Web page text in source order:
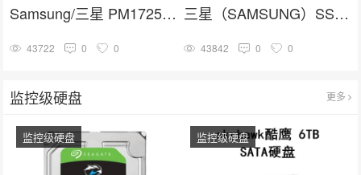
Samsung/三星 PM1725b 1.6T HHHL PCIE卡式 企业级固态硬盘
43722 0 0
三星（SAMSUNG）SSD固态硬盘 SATA3.0接口 870 QVO
43842 0 0
监控级硬盘 更多
监控级硬盘 监控级硬盘